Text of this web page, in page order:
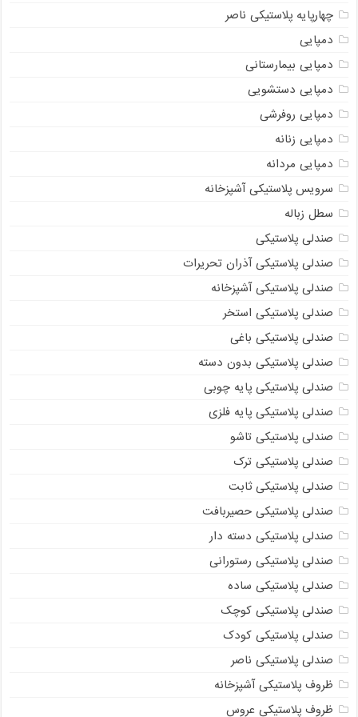
چهارپایه پلاستیکی ناصر
دمپایی
دمپایی بیمارستانی
دمپایی دستشویی
دمپایی روفرشی
دمپایی زنانه
دمپایی مردانه
سرویس پلاستیکی آشپزخانه
سطل زباله
صندلی پلاستیکی
صندلی پلاستیکی آذران تحریرات
صندلی پلاستیکی آشپزخانه
صندلی پلاستیکی استخر
صندلی پلاستیکی باغی
صندلی پلاستیکی بدون دسته
صندلی پلاستیکی پایه چوبی
صندلی پلاستیکی پایه فلزی
صندلی پلاستیکی تاشو
صندلی پلاستیکی ترک
صندلی پلاستیکی ثابت
صندلی پلاستیکی حصیربافت
صندلی پلاستیکی دسته دار
صندلی پلاستیکی رستورانی
صندلی پلاستیکی ساده
صندلی پلاستیکی کوچک
صندلی پلاستیکی کودک
صندلی پلاستیکی ناصر
ظروف پلاستیکی آشپزخانه
ظروف پلاستیکی عروس